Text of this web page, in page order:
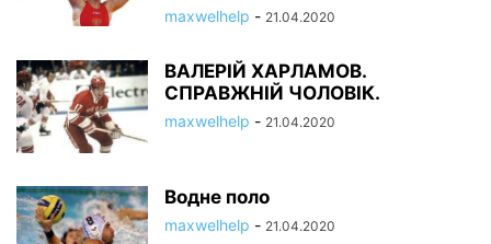
maxwelhelp - 21.04.2020
ВАЛЕРІЙ ХАРЛАМОВ.
СПРАВЖНІЙ ЧОЛОВІК.
maxwelhelp - 21.04.2020
Водне поло
maxwelhelp - 21.04.2020